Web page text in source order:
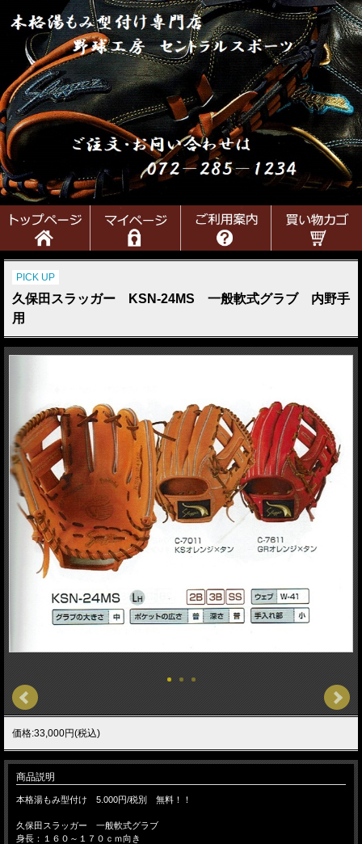
PICK UP
久保田スラッガー KSN-24MS 一般軟式グラブ 内野手
用
価格:33,000円(税込)
商品説明
本格湯もみ型付け 5.000円/税別 無料！！
久保田スラッガー 一般軟式グラブ
身長：１６０～１７０ｃｍ向き